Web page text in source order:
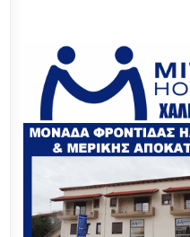
παρελθόν και μέλλον /
στο EviaZoom.gr: Η
πρώην Εισαγγελέα
«Διεφθαρμένοι στη
διοικούντες δημόσιοι
(ΕΓΓΡΑΦΑ)
Μετά την Χαλκίδα
και το Βασιλικό λόγω
έκτακτης βλάβης...